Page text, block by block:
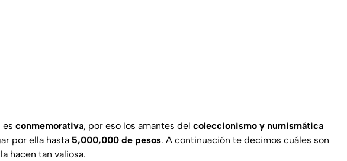
es conmemorativa, por eso los amantes del coleccionismo y numismática
por ella hasta 5,000,000 de pesos. A continuación te decimos cuáles son
hacen tan valiosa.